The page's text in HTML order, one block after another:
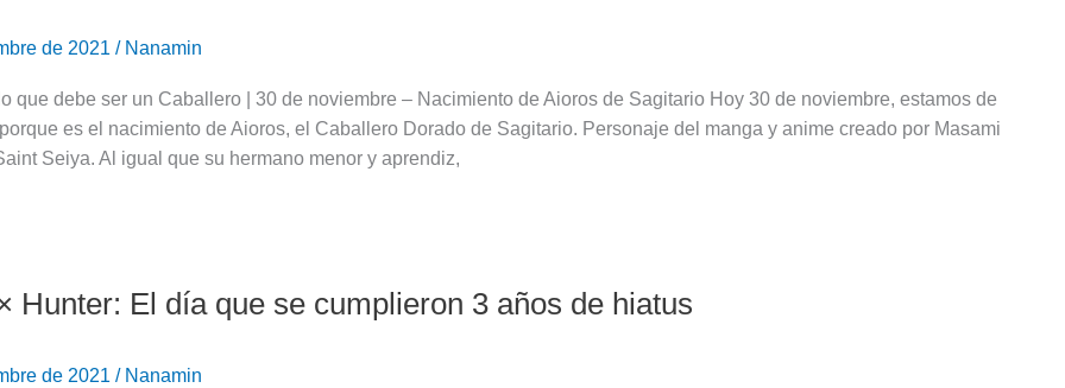
de 2021 / Nanamin
que debe ser un Caballero | 30 de noviembre – Nacimiento de Aioros de Sagitario Hoy 30 de noviembre, estamos de
es el nacimiento de Aioros, el Caballero Dorado de Sagitario. Personaje del manga y anime creado por Masami
Seiya. Al igual que su hermano menor y aprendiz,
Hunter: El día que se cumplieron 3 años de hiatus
de 2021 / Nanamin